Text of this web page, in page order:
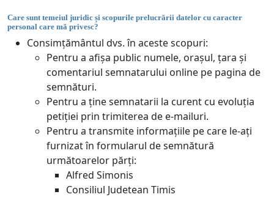
Care sunt temeiul juridic și scopurile prelucrării datelor cu caracter
personal care mă privesc?
Consimțământul dvs. în aceste scopuri:
Pentru a afișa public numele, orașul, țara și
comentariul semnatarului online pe pagina de
semnături.
Pentru a ține semnatarii la curent cu evoluția
petiției prin trimiterea de e-mailuri.
Pentru a transmite informațiile pe care le-ați
furnizat în formularul de semnătură
următoarelor părți:
Alfred Simonis
Consiliul Judetean Timis